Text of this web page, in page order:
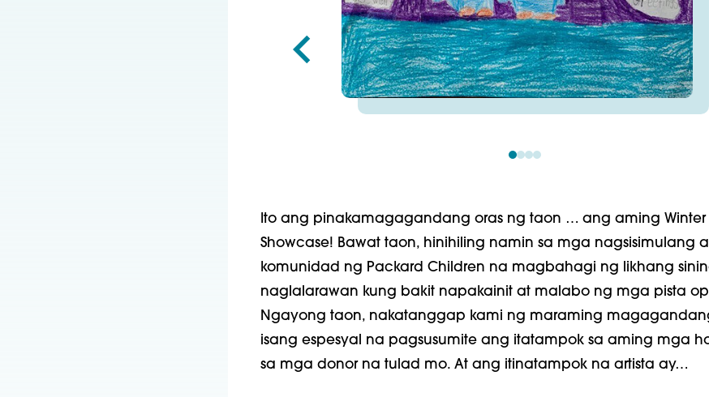
Ito ang pinakamagagandang oras ng taon … ang aming Winter
Showcase! Bawat taon, hinihiling namin sa mga nagsisimulang
komunidad ng Packard Children na magbahagi ng likhang
naglalarawan kung bakit napakainit at malabo ng mga pista
Ngayong taon, nakatanggap kami ng maraming
isang espesyal na pagsusumite ang itatampok sa aming mga
sa mga donor na tulad mo. At ang itinatampok na artista ay…